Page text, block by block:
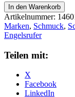
Engelsrufer
Armband
ERB-
FLY-
ZIM
Menge
In den Warenkorb
Artikelnummer:
Marken, Schmuck,
Engelsrufer
Teilen mit:
X
Facebook
LinkedIn